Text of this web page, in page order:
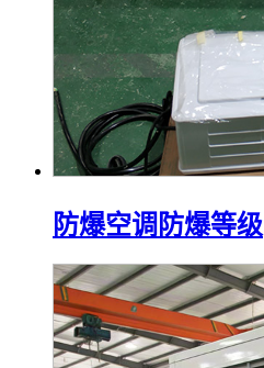
防爆空调防爆等级